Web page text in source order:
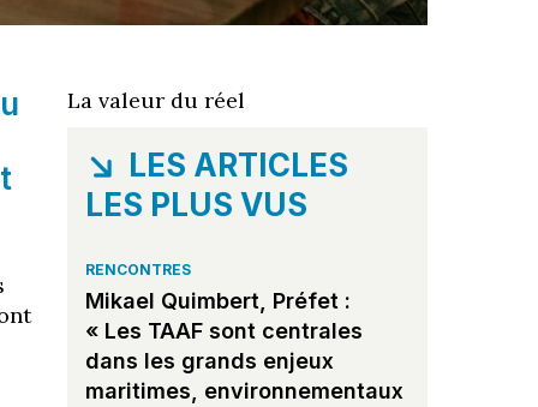
La valeur du réel
LES ARTICLES
LES PLUS VUS
RENCONTRES
Mikael Quimbert, Préfet :
« Les TAAF sont centrales
dans les grands enjeux
maritimes, environnementaux